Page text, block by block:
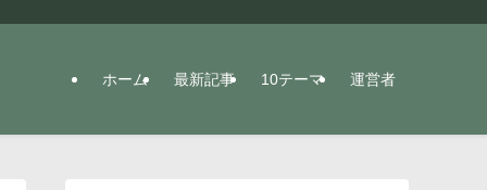
ホーム 最新記事 10テーマ 運営者